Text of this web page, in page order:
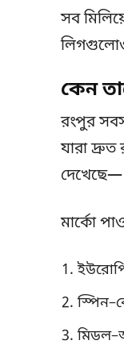
সব
কেন
রংপুর
যারা দ্রুত
দেখেছে—
মার্কো